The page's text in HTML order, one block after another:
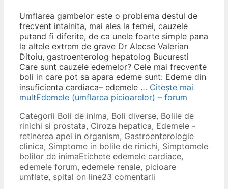
Umflarea gambelor este o problema destul de
frecvent intalnita, mai ales la femei, cauzele
putand fi diferite, de ca unele foarte simple pana
la altele extrem de grave Dr Alecse Valerian
Ditoiu, gastroenterolog hepatolog Bucuresti
Care sunt cauzele edemelor? Cele mai frecvente
boli in care pot sa apara edeme sunt: Edeme din
insuficienta cardiaca– edemele … Citește mai
multEdemele (umflarea picioarelor) – forum
Categorii Boli de inima, Boli diverse, Bolile de
rinichi si prostata, Ciroza hepatica, Edemele -
retinerea apei in organism, Gastroenterologie
clinica, Simptome in bolile de rinichi, Simptomele
bolilor de inimaEtichete edemele cardiace,
edemele forum, edemele renale, picioare
umflate, spital on line23 comentarii